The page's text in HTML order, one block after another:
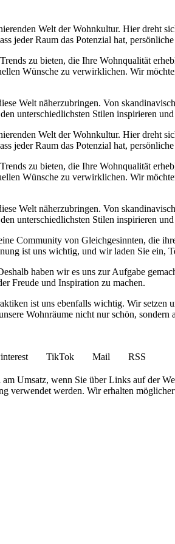
Welt der Wohnkultur. Hier dreht
jeder Raum das Potenzial hat,
zu bieten, die Ihre Wohnqualität
Wünsche zu verwirklichen. Wir
Welt näherzubringen. Von
unterschiedlichsten Stilen inspirieren
Welt der Wohnkultur. Hier dreht
jeder Raum das Potenzial hat,
zu bieten, die Ihre Wohnqualität
Wünsche zu verwirklichen. Wir
Welt näherzubringen. Von
unterschiedlichsten Stilen inspirieren
Community von Gleichgesinnten, die
ist uns wichtig, und wir laden Sie ein,
haben wir es uns zur Aufgabe
Freude und Inspiration zu machen.
ist uns ebenfalls wichtig. Wir
Wohnräume nicht nur schön,
TikTok Mail
RSS
Umsatz, wenn Sie über Links auf der
werden. Wir erhalten